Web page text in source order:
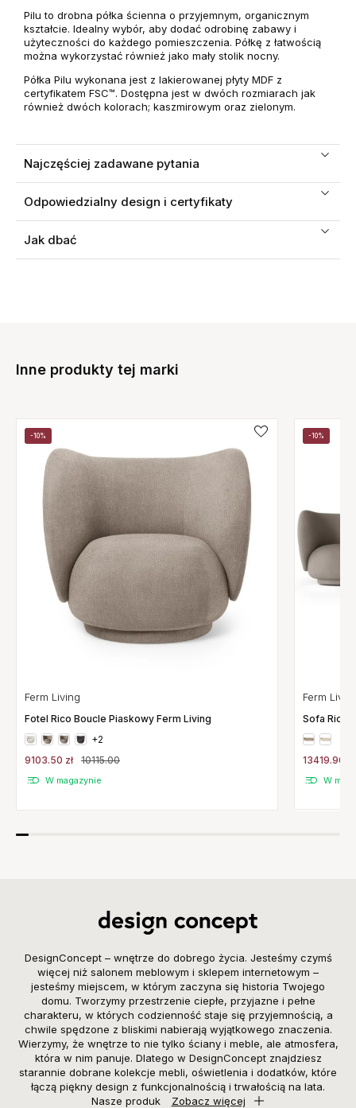
Pilu to drobna półka ścienna o przyjemnym, organicznym
kształcie. Idealny wybór, aby dodać odrobinę zabawy i
użyteczności do każdego pomieszczenia. Półkę z łatwością
można wykorzystać również jako mały stolik nocny.
Półka Pilu wykonana jest z lakierowanej płyty MDF z
certyfikatem FSC™. Dostępna jest w dwóch rozmiarach jak
również dwóch kolorach; kaszmirowym oraz zielonym.
Najczęściej zadawane pytania
Odpowiedzialny design i certyfikaty
Jak dbać
Inne produkty tej marki
-10%
Ferm Living
Fotel Rico Boucle Piaskowy Ferm Living
+2
9103.50 zł
10115.00
W magazynie
-10%
Ferm
Sofa Rico
13419.90 zł
W
DesignConcept – wnętrze do dobrego życia. Jesteśmy czymś
więcej niż salonem meblowym i sklepem internetowym –
jesteśmy miejscem, w którym zaczyna się historia Twojego
domu. Tworzymy przestrzenie ciepłe, przyjazne i pełne
charakteru, w których codzienność staje się przyjemnością, a
chwile spędzone z bliskimi nabierają wyjątkowego znaczenia.
Wierzymy, że wnętrze to nie tylko ściany i meble, ale atmosfera,
która w nim panuje. Dlatego w DesignConcept znajdziesz
starannie dobrane kolekcje mebli, oświetlenia i dodatków, które
łączą piękny design z funkcjonalnością i trwałością na lata.
Nasze produk
Zobacz więcej